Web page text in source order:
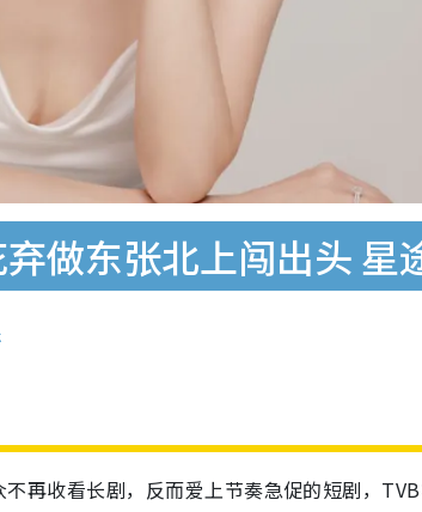
做东张北上闯出头 星
再收看长剧，反而爱上节奏急促的短剧，